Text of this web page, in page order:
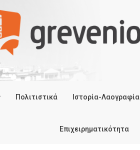
Πολιτιστικά Ιστορία-Λαογραφία
Επιχειρηματικότητα